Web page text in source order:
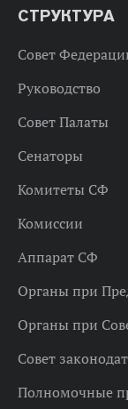
СТРУКТУРА
Совет
Руководство
Совет Палаты
Сенаторы
Комитеты СФ
Комиссии
Аппарат СФ
Органы при
Органы при
Совет
Полномочные